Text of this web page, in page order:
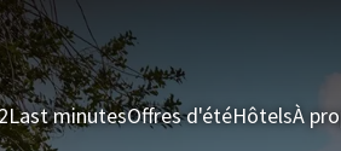
Last minutesOffres d'étéHôtelsÀ